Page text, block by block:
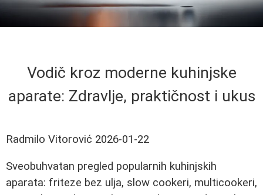
Vodič kroz moderne kuhinjske
aparate: Zdravlje, praktičnost i ukus
Radmilo Vitorović 2026-01-22
Sveobuhvatan pregled popularnih kuhinjskih
aparata: friteze bez ulja, slow cookeri, multicookeri,